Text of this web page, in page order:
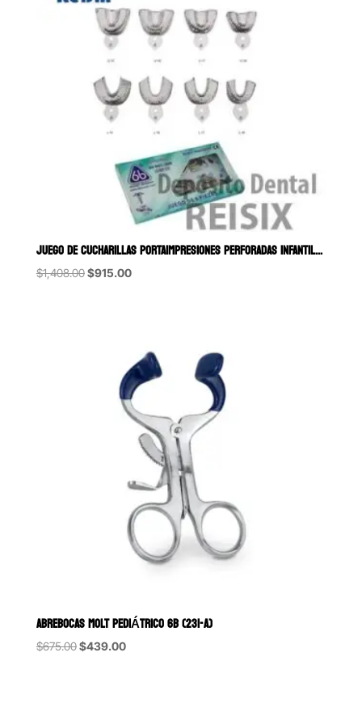
JUEGO DE CUCHARILLAS PORTAIMPRESIONES PERFORADAS
$1,408.00Original
$915.00Current
ABREBOCAS MOLT PEDIÁTRICO 6B (231-A)
$675.00Original
$439.00Current